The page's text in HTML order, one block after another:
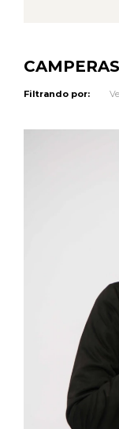
Filtrando por: